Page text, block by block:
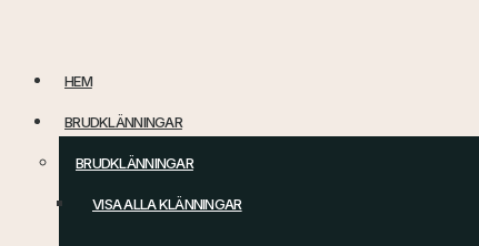
innehåll
HEM
BRUDKLÄNNINGAR
BRUDKLÄNNINGAR
VISA ALLA KLÄNNINGAR